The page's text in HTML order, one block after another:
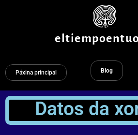
Páxina principal Blog
Datos da